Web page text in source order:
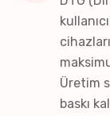
Üretim
baskı